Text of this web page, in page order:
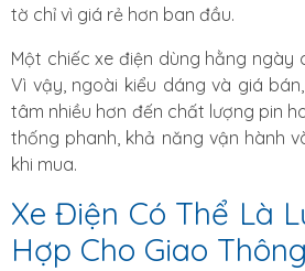
tờ chỉ vì giá rẻ hơn ban đầu.
Một chiếc xe điện dùng hằng ngày
Vì vậy, ngoài kiểu dáng và giá
tâm nhiều hơn đến chất lượng pin
thống phanh, khả năng vận hành
khi mua.
Xe Điện Có Thể Là
Hợp Cho Giao